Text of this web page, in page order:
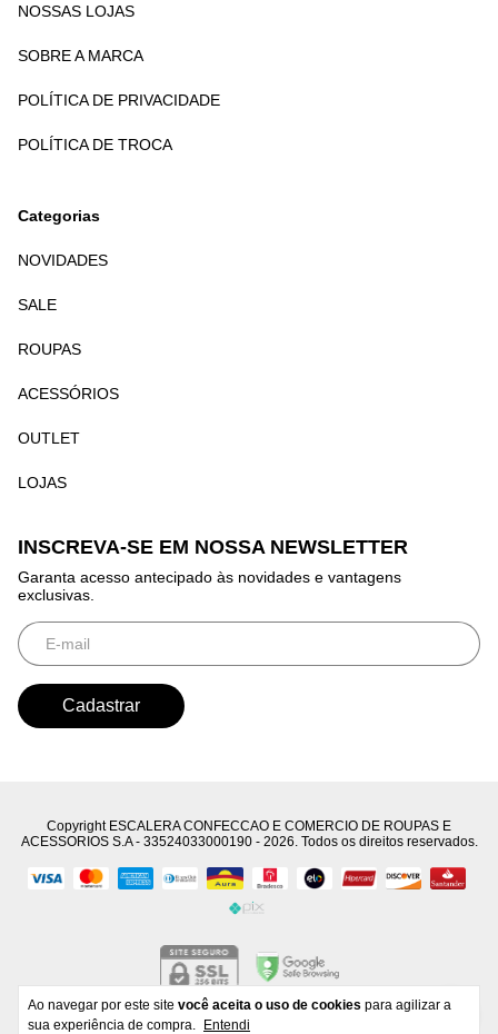
Ao navegar por este site você aceita o uso de cookies para agilizar a
sua experiência de compra.
Entendi
NOSSAS LOJAS
SOBRE A MARCA
POLÍTICA DE PRIVACIDADE
POLÍTICA DE TROCA
Categorias
NOVIDADES
SALE
ROUPAS
ACESSÓRIOS
OUTLET
LOJAS
INSCREVA-SE EM NOSSA NEWSLETTER
Garanta acesso antecipado às novidades e vantagens
exclusivas.
Copyright ESCALERA CONFECCAO E COMERCIO DE ROUPAS E
ACESSORIOS S.A - 33524033000190 - 2026. Todos os direitos reservados.
Developed by